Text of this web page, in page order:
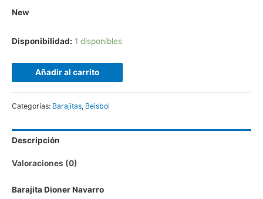
New
Disponibilidad: 1 disponibles
Añadir al carrito
Categorías: Barajitas, Beisbol
Descripción
Valoraciones (0)
Barajita Dioner Navarro